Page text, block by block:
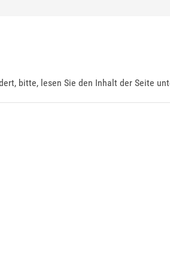
bitte, lesen Sie den Inhalt der Seite